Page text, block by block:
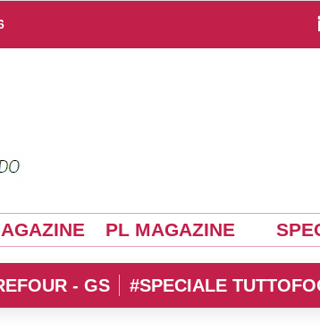
PL MAGAZINE
- GS #SPECIALE